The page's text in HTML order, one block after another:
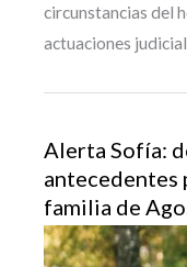
circunstancias del
actuaciones
Alerta Sofía:
antecedentes
familia de